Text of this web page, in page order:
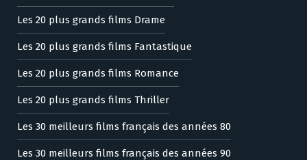
Les 20 plus grands films Drame
Les 20 plus grands films Fantastique
Les 20 plus grands films Romance
Les 20 plus grands films Thriller
Les 30 meilleurs films français des années 80
Les 30 meilleurs films français des années 90